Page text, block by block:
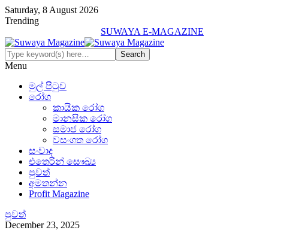
Saturday, 8 August 2026
Trending
SUWAYA E-MAGAZINE
Menu
මුල් පිටුව
රෝග
කායික රෝග
මානසික රෝග
සමාජ රෝග
වසංගත රෝග
සංවාද
එතෙරින් සෞඛ්‍ය
පුවත්
අමතන්න
Profit Magazine
පුවත්
December 23, 2025